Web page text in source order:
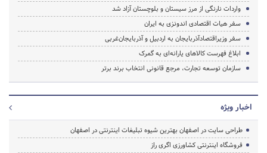
واردات نارنگی از مرز سیستان و بلوچستان آزاد شد
سفر هیات اقتصادی اندونزی به ایران
سفر وزیراقتصادآذربایجان به اردبیل و آذربایجان‌غربی
ابلاغ فهرست کالاهای یارانه‌ای به گمرک
سازمان توسعه تجارت، مرجع قانونی انتخاب برند برتر
اخبار ویژه
طراحی سایت در اصفهان بهترین شیوه تبلیغات اینترنتی در اصفهان
فروشگاه اینترنتی کشاورزی اگری راز